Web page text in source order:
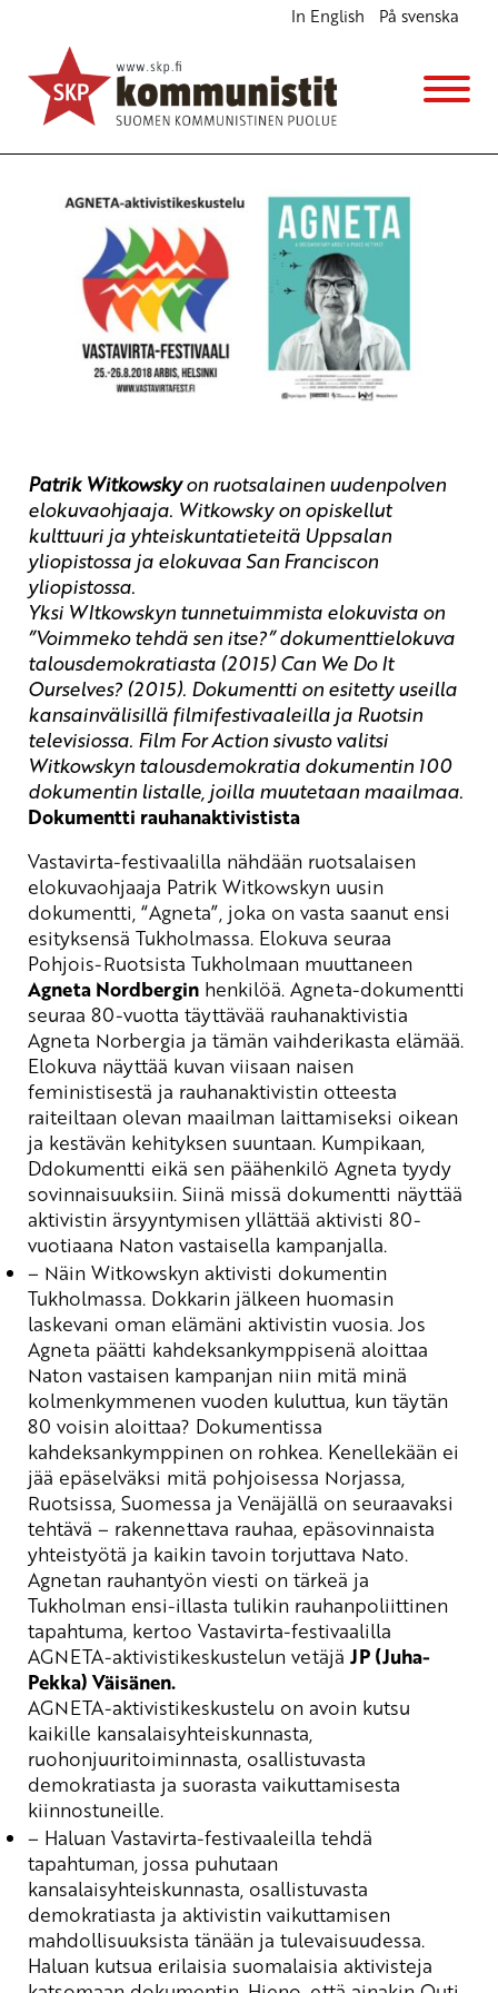
In English På svenska
Mitä on olla aktivisti
Ajankohtaista
7.8.2018 - 13:37
SKP
Patrik Witkowsky on ruotsalainen uudenpolven
elokuvaohjaaja. Witkowskyon opiskellut
kulttuuri ja yhteiskuntatieteitä Uppsalan
yliopistossa ja elokuvaa San Franciscon
yliopistossa.
Yksi WItkowskyn tunnetuimmista elokuvista on
”Voimmeko tehdä sen itse?” dokumenttielokuva
talousdemokratiasta (2015) Can We DoIt
Ourselves? (2015). Dokumentti on esitetty useilla
kansainvälisillä filmifestivaaleilla ja Ruotsin
televisiossa. Film For Action sivusto valitsi
Witkowskyn talousdemokratia dokumentin 100
dokumentin listalle, joilla muutetaan maailmaa.
Dokumentti rauhanaktivistista
Vastavirta-festivaalilla nähdään ruotsalaisen
elokuvaohjaaja Patrik Witkowskyn uusin
dokumentti, “Agneta”, joka on vasta saanut ensi
esityksensä Tukholmassa. Elokuva seuraa
Pohjois-Ruotsista Tukholmaan muuttaneen
Agneta Nordbergin henkilöä. Agneta-dokumentti
seuraa 80-vuotta täyttävää rauhanaktivistia
Agneta Norbergia ja tämän vaihderikasta elämää.
Elokuva näyttää kuvan viisaan naisen
feministisestä ja rauhanaktivistin otteesta
raiteiltaan olevan maailman laittamiseksi oikean
ja kestävän kehityksen suuntaan. Kumpikaan,
Ddokumentti eikä sen päähenkilö Agneta tyydy
sovinnaisuuksiin. Siinä missä dokumentti näyttää
aktivistin ärsyyntymisen yllättää aktivisti 80-
vuotiaana Naton vastaisella kampanjalla.
– Näin Witkowskyn aktivisti dokumentin
Tukholmassa. Dokkarin jälkeen huomasin
laskevani oman elämäni aktivistin vuosia. Jos
Agneta päätti kahdeksankymppisenä aloittaa
Naton vastaisen kampanjan niin mitä minä
kolmenkymmenen vuoden kuluttua, kun täytän
80 voisin aloittaa? Dokumentissa
kahdeksankymppinen on rohkea. Kenellekään ei
jää epäselväksi mitä pohjoisessa Norjassa,
Ruotsissa, Suomessa ja Venäjällä on seuraavaksi
tehtävä – rakennettava rauhaa, epäsovinnaista
yhteistyötä ja kaikin tavoin torjuttava Nato.
Agnetan rauhantyön viesti on tärkeä ja
Tukholman ensi-illasta tulikin rauhanpoliittinen
tapahtuma, kertoo Vastavirta-festivaalilla
AGNETA-aktivistikeskustelun vetäjä JP (Juha-
Pekka) Väisänen.
AGNETA-aktivistikeskustelu on avoin kutsu
kaikille kansalaisyhteiskunnasta,
ruohonjuuritoiminnasta, osallistuvasta
demokratiasta ja suorasta vaikuttamisesta
kiinnostuneille.
– Haluan Vastavirta-festivaaleilla tehdä
tapahtuman, jossa puhutaan
kansalaisyhteiskunnasta, osallistuvasta
demokratiasta ja aktivistin vaikuttamisen
mahdollisuuksista tänään ja tulevaisuudessa.
Haluan kutsua erilaisia suomalaisia aktivisteja